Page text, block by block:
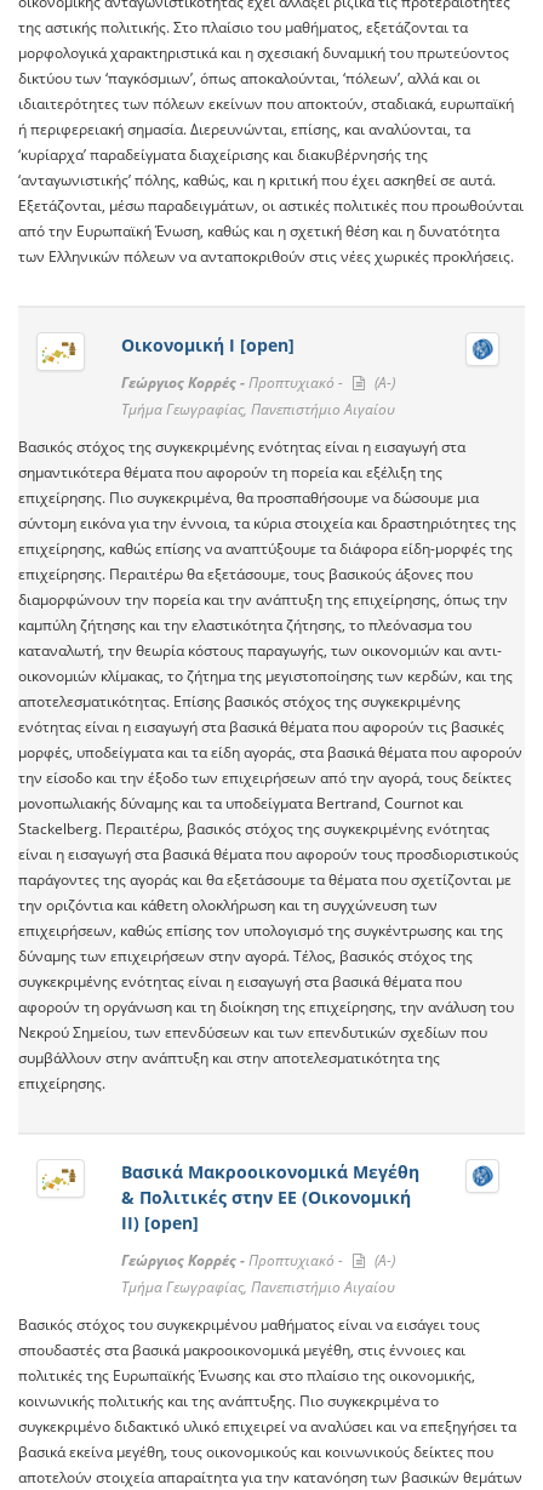
της αστικής πολιτικής. Στο πλαίσιο του μαθήματος, εξετάζονται τα
μορφολογικά χαρακτηριστικά και η σχεσιακή δυναμική του πρωτεύοντος
δικτύου των ‘παγκόσμιων’, όπως αποκαλούνται, ‘πόλεων’, αλλά και οι
ιδιαιτερότητες των πόλεων εκείνων που αποκτούν, σταδιακά, ευρωπαϊκή
ή περιφερειακή σημασία. Διερευνώνται, επίσης, και αναλύονται, τα
‘κυρίαρχα’ παραδείγματα διαχείρισης και διακυβέρνησής της
‘ανταγωνιστικής’ πόλης, καθώς, και η κριτική που έχει ασκηθεί σε αυτά.
Εξετάζονται, μέσω παραδειγμάτων, οι αστικές πολιτικές που προωθούνται
από την Ευρωπαϊκή Ένωση, καθώς και η σχετική θέση και η δυνατότητα
των Ελληνικών πόλεων να ανταποκριθούν στις νέες χωρικές προκλήσεις.
Οικονομική Ι [open]
Γεώργιος Κορρές -Προπτυχιακό -
(A-)
Τμήμα Γεωγραφίας, Πανεπιστήμιο Αιγαίου
Βασικός στόχος της συγκεκριμένης ενότητας είναι η εισαγωγή στα
σημαντικότερα θέματα που αφορούν τη πορεία και εξέλιξη της
επιχείρησης. Πιο συγκεκριμένα, θα προσπαθήσουμε να δώσουμε μια
σύντομη εικόνα για την έννοια, τα κύρια στοιχεία και δραστηριότητες της
επιχείρησης, καθώς επίσης να αναπτύξουμε τα διάφορα είδη-μορφές της
επιχείρησης. Περαιτέρω θα εξετάσουμε, τους βασικούς άξονες που
διαμορφώνουν την πορεία και την ανάπτυξη της επιχείρησης, όπως την
καμπύλη ζήτησης και την ελαστικότητα ζήτησης, το πλεόνασμα του
καταναλωτή, την θεωρία κόστους παραγωγής, των οικονομιών και αντι-
οικονομιών κλίμακας, το ζήτημα της μεγιστοποίησης των κερδών, και της
αποτελεσματικότητας. Επίσης βασικός στόχος της συγκεκριμένης
ενότητας είναι η εισαγωγή στα βασικά θέματα που αφορούν τις βασικές
μορφές, υποδείγματα και τα είδη αγοράς, στα βασικά θέματα που αφορούν
την είσοδο και την έξοδο των επιχειρήσεων από την αγορά, τους δείκτες
μονοπωλιακής δύναμης και τα υποδείγματα Bertrand, Cournot και
Stackelberg. Περαιτέρω, βασικός στόχος της συγκεκριμένης ενότητας
είναι η εισαγωγή στα βασικά θέματα που αφορούν τους προσδιοριστικούς
παράγοντες της αγοράς και θα εξετάσουμε τα θέματα που σχετίζονται με
την οριζόντια και κάθετη ολοκλήρωση και τη συγχώνευση των
επιχειρήσεων, καθώς επίσης τον υπολογισμό της συγκέντρωσης και της
δύναμης των επιχειρήσεων στην αγορά. Τέλος, βασικός στόχος της
συγκεκριμένης ενότητας είναι η εισαγωγή στα βασικά θέματα που
αφορούν τη οργάνωση και τη διοίκηση της επιχείρησης, την ανάλυση του
Νεκρού Σημείου, των επενδύσεων και των επενδυτικών σχεδίων που
συμβάλλουν στην ανάπτυξη και στην αποτελεσματικότητα της
επιχείρησης.
Βασικά Μακροοικονομικά Μεγέθη
& Πολιτικές στην ΕΕ (Οικονομική
ΙΙ) [open]
Γεώργιος Κορρές -Προπτυχιακό -
(A-)
Τμήμα Γεωγραφίας, Πανεπιστήμιο Αιγαίου
Βασικός στόχος του συγκεκριμένου μαθήματος είναι να εισάγει τους
σπουδαστές στα βασικά μακροοικονομικά μεγέθη, στις έννοιες και
πολιτικές της Ευρωπαϊκής Ένωσης και στο πλαίσιο της οικονομικής,
κοινωνικής πολιτικής και της ανάπτυξης. Πιο συγκεκριμένα το
συγκεκριμένο διδακτικό υλικό επιχειρεί να αναλύσει και να επεξηγήσει τα
βασικά εκείνα μεγέθη, τους οικονομικούς και κοινωνικούς δείκτες που
αποτελούν στοιχεία απαραίτητα για την κατανόηση των βασικών θεμάτων